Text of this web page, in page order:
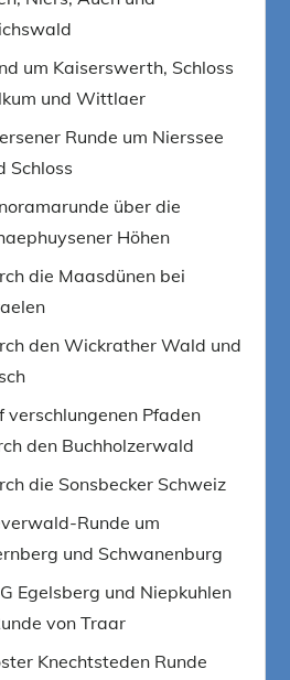
um Kaiserswerth, Schloss
und Wittlaer
Runde um Nierssee
Schloss
über die
Höhen
die Maasdünen bei
den Wickrather Wald und
verschlungenen Pfaden
den Buchholzerwald
die Sonsbecker Schweiz
Runde um
und Schwanenburg
Egelsberg und Niepkuhlen
von Traar
Knechtsteden Runde